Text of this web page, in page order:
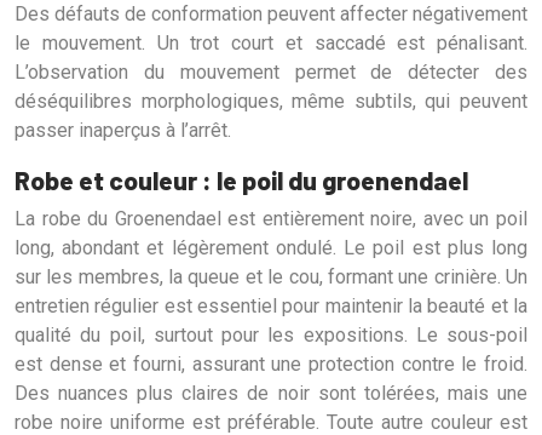
Des défauts de conformation peuvent affecter négativement
le mouvement. Un trot court et saccadé est pénalisant.
L’observation du mouvement permet de détecter des
déséquilibres morphologiques, même subtils, qui peuvent
passer inaperçus à l’arrêt.
Robe et couleur : le poil du groenendael
La robe du Groenendael est entièrement noire, avec un poil
long, abondant et légèrement ondulé. Le poil est plus long
sur les membres, la queue et le cou, formant une crinière. Un
entretien régulier est essentiel pour maintenir la beauté et la
qualité du poil, surtout pour les expositions. Le sous-poil
est dense et fourni, assurant une protection contre le froid.
Des nuances plus claires de noir sont tolérées, mais une
robe noire uniforme est préférable. Toute autre couleur est